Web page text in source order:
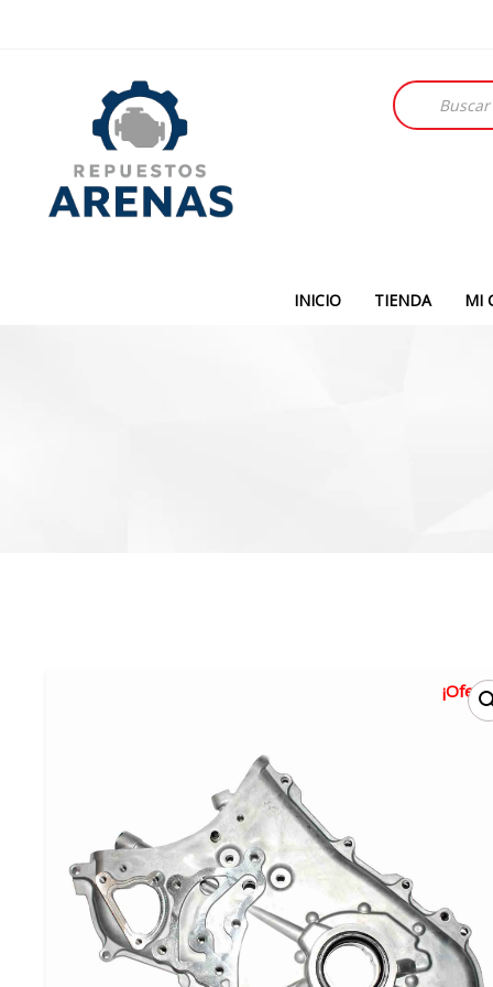
Búsqueda
de
productos
INICIO TIENDA MI